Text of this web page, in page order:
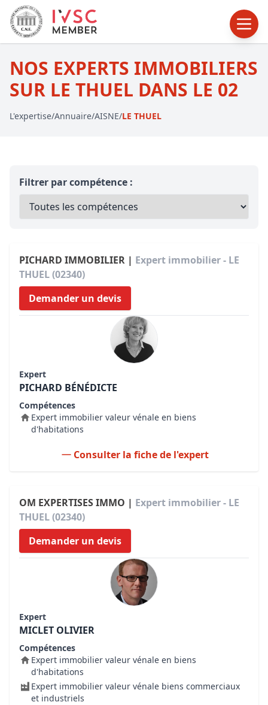
NOS EXPERTS IMMOBILIERS
SUR LE THUEL DANS LE 02
L'expertise/Annuaire/AISNE/LE THUEL
Filtrer par compétence :
PICHARD IMMOBILIER | Expert immobilier - LE
THUEL (02340)
Demander un devis
Expert
PICHARD BÉNÉDICTE
Compétences
Expert immobilier valeur vénale en biens
d'habitations
Consulter la fiche de l'expert
OM EXPERTISES IMMO | Expert immobilier - LE
THUEL (02340)
Demander un devis
Expert
MICLET OLIVIER
Compétences
Expert immobilier valeur vénale en biens
d'habitations
Expert immobilier valeur vénale biens commerciaux
et industriels